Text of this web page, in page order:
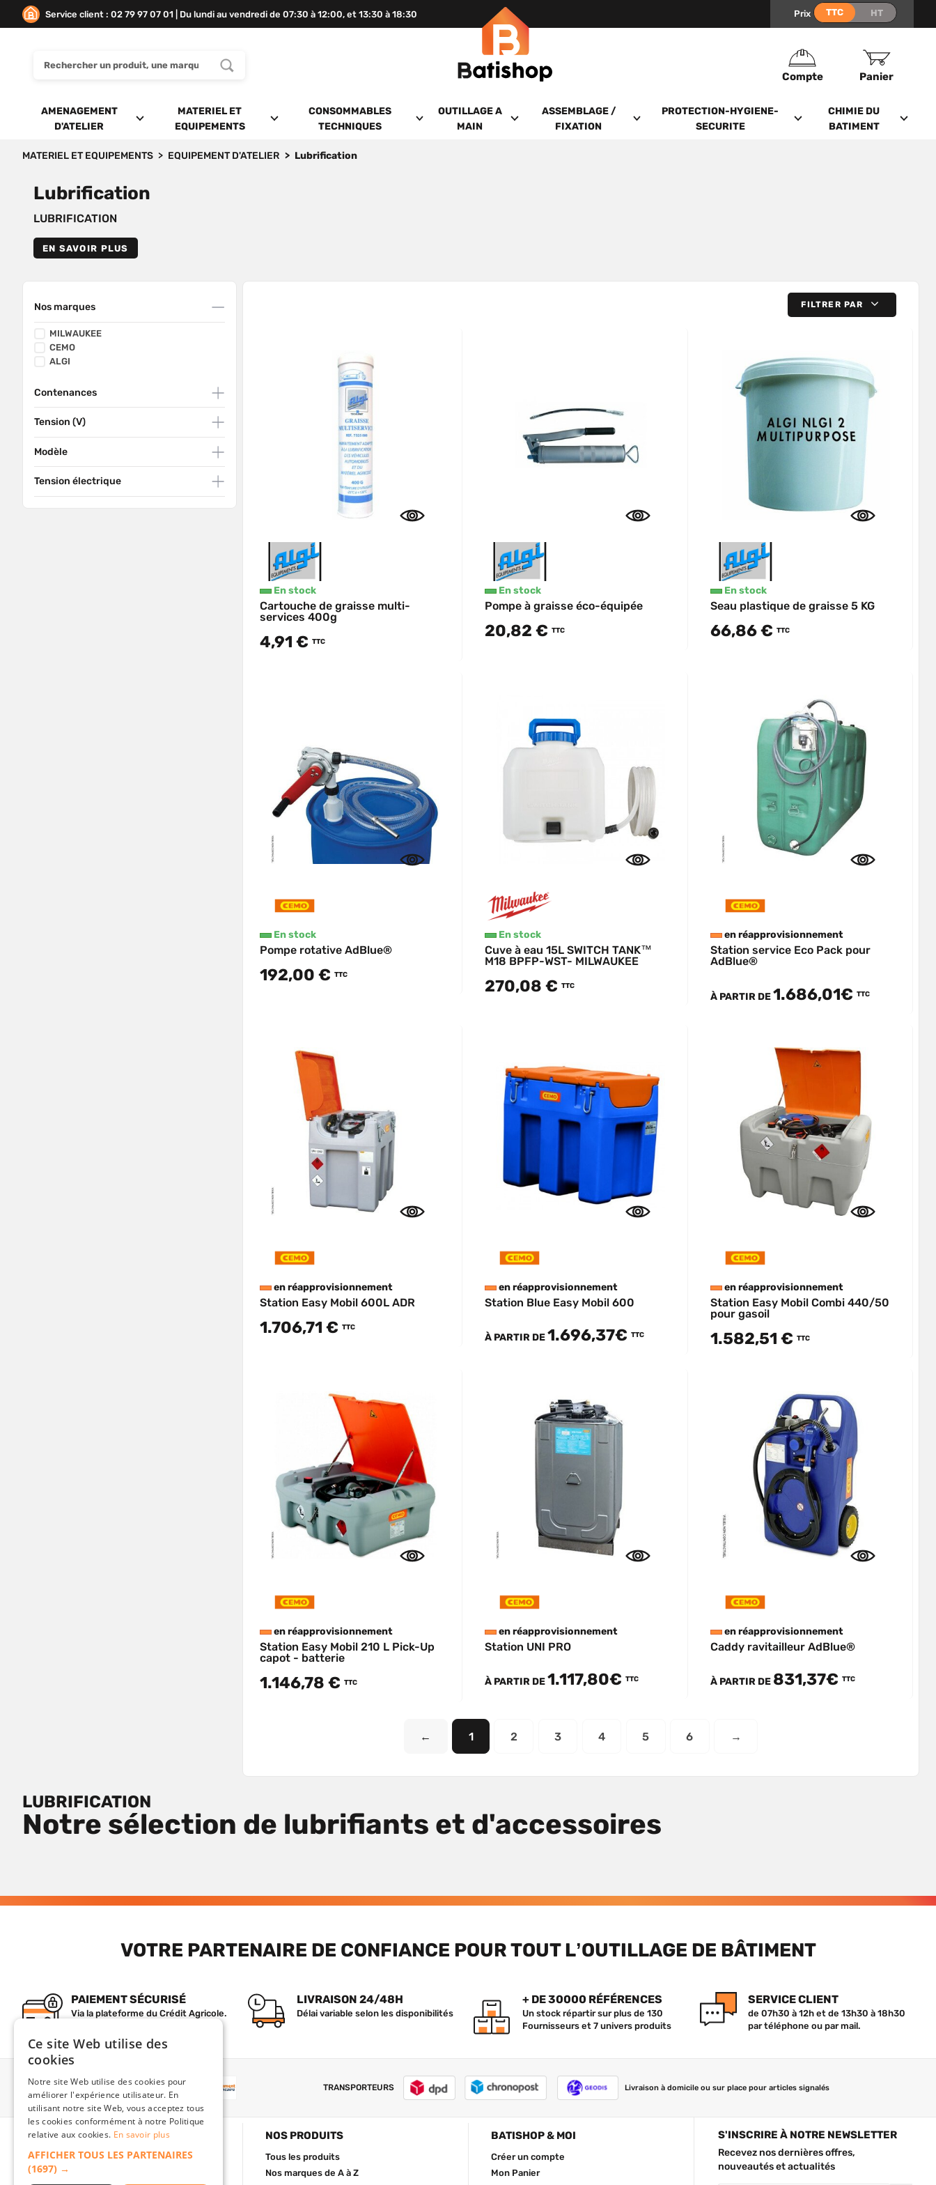
Service client : 02 79 97 07 01 | Du lundi au vendredi de 07:30 à 12:00, et 13:30 à 18:30 Prix
Compte Panier
AMENAGEMENT
D'ATELIER
MATERIEL ET
EQUIPEMENTS
CONSOMMABLES
TECHNIQUES
OUTILLAGE A
MAIN
ASSEMBLAGE /
FIXATION
PROTECTION-HYGIENE-
SECURITE
CHIMIE DU
BATIMENT
MATERIEL ET EQUIPEMENTS EQUIPEMENT D'ATELIER Lubrification
Lubrification
LUBRIFICATION
EN SAVOIR PLUS
Nos marques
MILWAUKEE
CEMO
ALGI
Contenances
Tension (V)
Modèle
Tension électrique
FILTRER PAR
En stock
Cartouche de graisse multi-
services 400g
4,91 € TTC
En stock
Pompe à graisse éco-équipée
20,82 € TTC
En stock
Seau plastique de graisse 5 KG
66,86 € TTC
En stock
Pompe rotative AdBlue®
192,00 € TTC
En stock
Cuve à eau 15L SWITCH TANK™
M18 BPFP-WST- MILWAUKEE
270,08 € TTC
en réapprovisionnement
Station service Eco Pack pour
AdBlue®
À PARTIR DE1.686,01€ TTC
en réapprovisionnement
Station Easy Mobil 600L ADR
1.706,71 € TTC
en réapprovisionnement
Station Blue Easy Mobil 600
À PARTIR DE1.696,37€TTC
en réapprovisionnement
Station Easy Mobil Combi 440/50
pour gasoil
1.582,51 € TTC
en réapprovisionnement
Station Easy Mobil 210 L Pick-Up
capot - batterie
1.146,78 € TTC
en réapprovisionnement
Station UNI PRO
À PARTIR DE1.117,80€TTC
en réapprovisionnement
Caddy ravitailleur AdBlue®
À PARTIR DE 831,37€ TTC
← 1 2 3 4 5 6 →
LUBRIFICATION
Notre sélection de lubrifiants et d'accessoires
VOTRE PARTENAIRE DE CONFIANCE POUR TOUT L’OUTILLAGE DE BÂTIMENT
PAIEMENT SÉCURISÉ
Via la plateforme du Crédit Agricole.
LIVRAISON 24/48H
Délai variable selon les disponibilités
+ DE 30000 RÉFÉRENCES
Un stock répartir sur plus de 130
Fournisseurs et 7 univers produits
SERVICE CLIENT
de 07h30 à 12h et de 13h30 à 18h30
par téléphone ou par mail.
PAIEMENT TRANSPORTEURS Livraison à domicile ou sur place pour articles signalés
BATISHOP
Qui sommes-nous ?
Nous contacter
NOS PRODUITS
Tous les produits
Nos marques de A à Z
BATISHOP & MOI
Créer un compte
Mon Panier
S'INSCRIRE À NOTRE NEWSLETTER
Recevez nos dernières offres,
nouveautés et actualités
Ce site Web utilise des
cookies
Notre site Web utilise des cookies pour
améliorer l'expérience utilisateur. En
utilisant notre site Web, vous acceptez tous
les cookies conformément à notre Politique
relative aux cookies. En savoir plus
AFFICHER TOUS LES PARTENAIRES
(1697) →